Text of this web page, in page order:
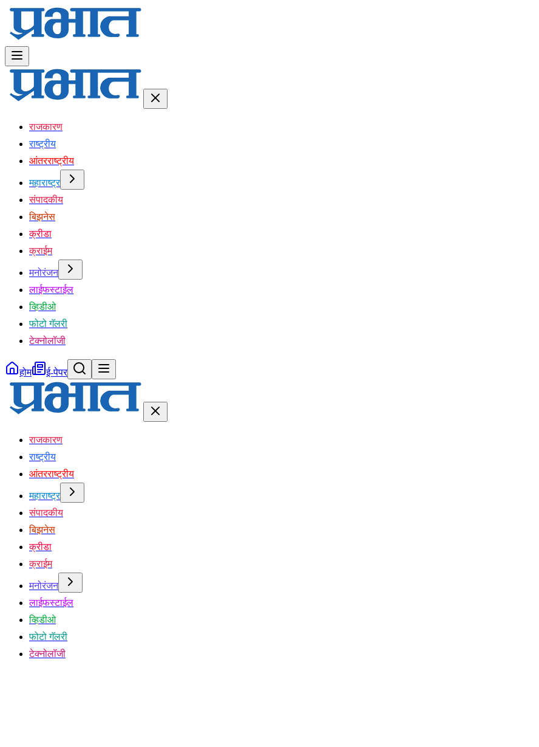
राजकारण
राष्ट्रीय
आंतरराष्ट्रीय
महाराष्ट्र
संपादकीय
बिझनेस
क्रीडा
क्राईम
मनोरंजन
लाईफस्टाईल
व्हिडीओ
फोटो गॅलरी
टेक्नोलॉजी
होम ई-पेपर
राजकारण
राष्ट्रीय
आंतरराष्ट्रीय
महाराष्ट्र
संपादकीय
बिझनेस
क्रीडा
क्राईम
मनोरंजन
लाईफस्टाईल
व्हिडीओ
फोटो गॅलरी
टेक्नोलॉजी